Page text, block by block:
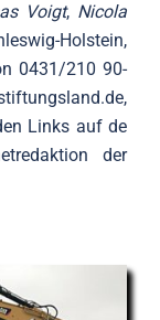
Voigt, Nicola
Holstein,
0431/210 90-
Links auf de
der